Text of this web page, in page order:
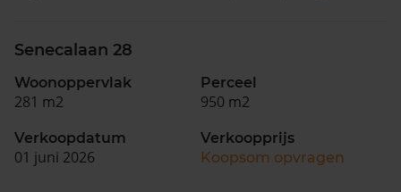
Senecalaan 28
Woonoppervlak
281 m2
Perceel
950 m2
Verkoopdatum
01 juni 2026
Verkoopprijs
Koopsom opvragen